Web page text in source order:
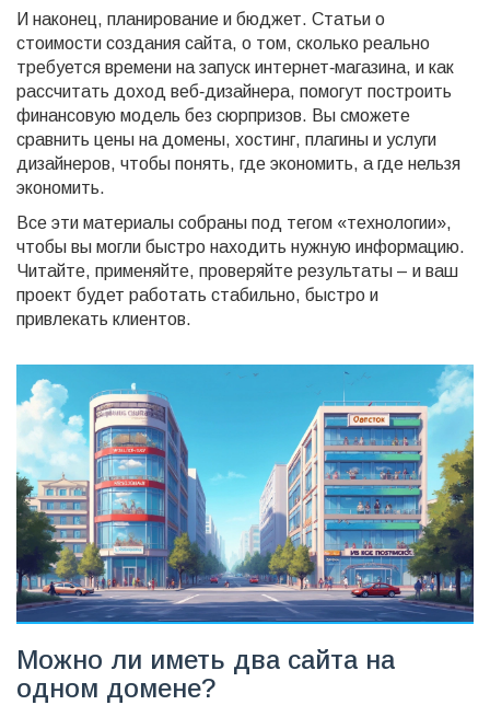
И наконец, планирование и бюджет. Статьи о
стоимости создания сайта, о том, сколько реально
требуется времени на запуск интернет‑магазина, и как
рассчитать доход веб‑дизайнера, помогут построить
финансовую модель без сюрпризов. Вы сможете
сравнить цены на домены, хостинг, плагины и услуги
дизайнеров, чтобы понять, где экономить, а где нельзя
экономить.
Все эти материалы собраны под тегом «технологии»,
чтобы вы могли быстро находить нужную информацию.
Читайте, применяйте, проверяйте результаты – и ваш
проект будет работать стабильно, быстро и
привлекать клиентов.
Можно ли иметь два сайта на
одном домене?